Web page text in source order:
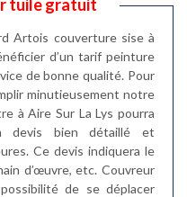
tuile gratuit
Artois couverture sise à
d’un tarif peinture
de bonne qualité. Pour
minutieusement notre
à Aire Sur La Lys pourra
devis bien détaillé et
Ce devis indiquera le
d’œuvre, etc. Couvreur
de se déplacer